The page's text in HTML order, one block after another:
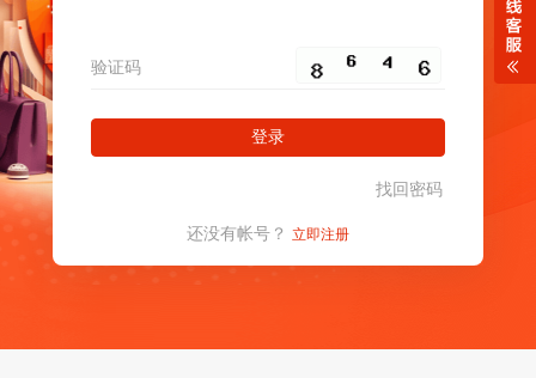
验证码
登录
找回密码
还没有帐号？ 立即注册